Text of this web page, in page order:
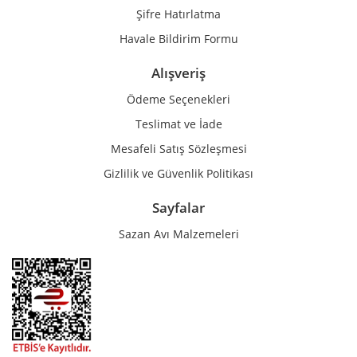
Şifre Hatırlatma
Havale Bildirim Formu
Alışveriş
Ödeme Seçenekleri
Teslimat ve İade
Mesafeli Satış Sözleşmesi
Gizlilik ve Güvenlik Politikası
Sayfalar
Sazan Avı Malzemeleri